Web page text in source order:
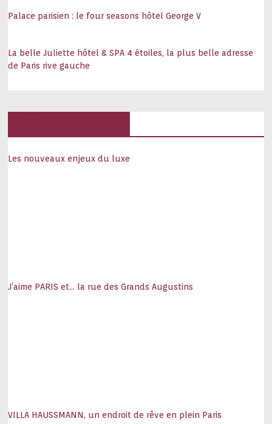
Palace parisien : le four seasons hôtel George V
La belle Juliette hôtel & SPA 4 étoiles, la plus belle adresse
de Paris rive gauche
Les nouveaux enjeux du luxe
J’aime PARIS et… la rue des Grands Augustins
VILLA HAUSSMANN, un endroit de rêve en plein Paris